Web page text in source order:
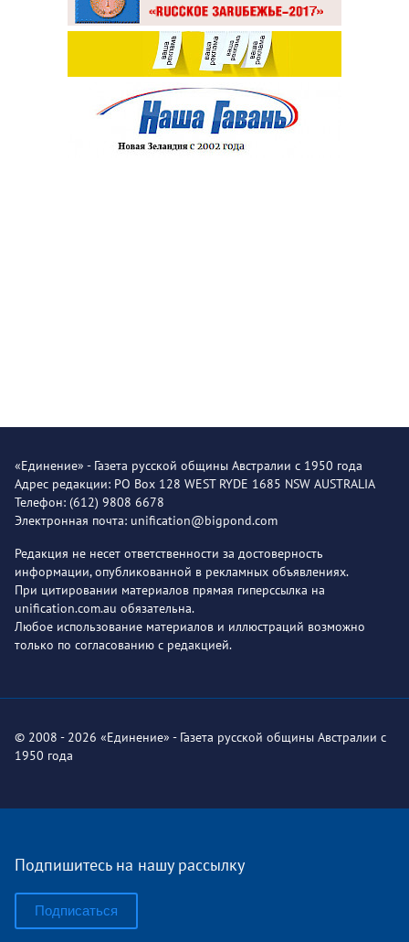
«Единение» - Газета русской общины Австралии с 1950 года
Адрес редакции: PO Box 128 WEST RYDE 1685 NSW AUSTRALIA
Телефон: (612) 9808 6678
Электронная почта: unification@bigpond.com
Редакция не несет ответственности за достоверность
информации, опубликованной в рекламных объявлениях.
При цитировании материалов прямая гиперссылка на
unification.com.au обязательна.
Любое использование материалов и иллюстраций возможно
только по согласованию с редакцией.
© 2008 - 2026 «Единение» - Газета русской общины Австралии с
1950 года
Подпишитесь на нашу рассылку
Подписаться